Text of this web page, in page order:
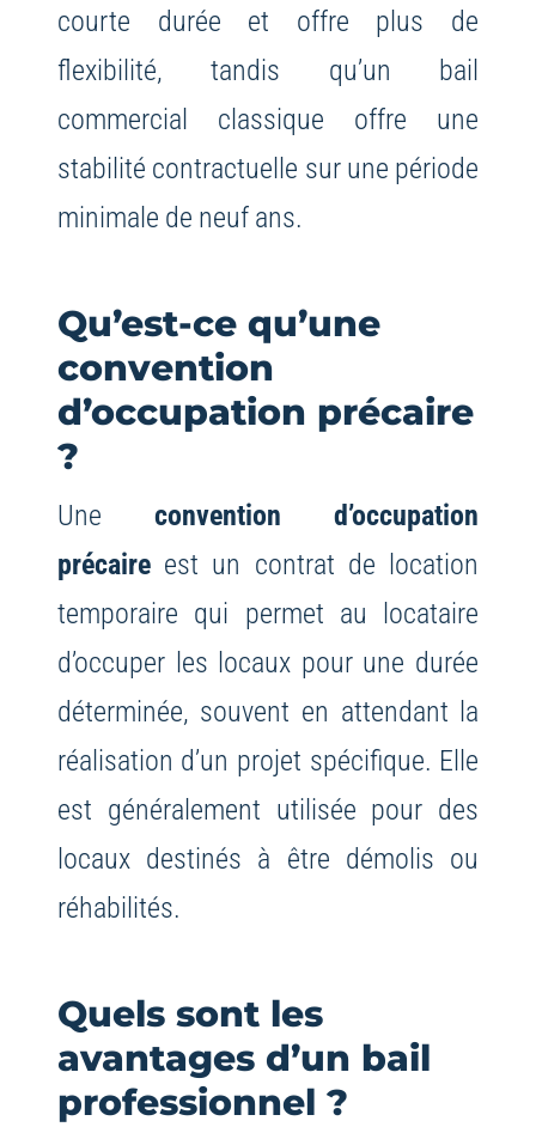
courte durée et offre plus de
flexibilité, tandis qu’un bail
commercial classique offre une
stabilité contractuelle sur une période
minimale de neuf ans.
Qu’est-ce qu’une
convention
d’occupation précaire
?
Une convention d’occupation
précaireest un contrat de location
temporaire qui permet au locataire
d’occuper les locaux pour une durée
déterminée, souvent en attendant la
réalisation d’un projet spécifique. Elle
est généralement utilisée pour des
locaux destinés à être démolis ou
réhabilités.
Quels sont les
avantages d’un bail
professionnel ?